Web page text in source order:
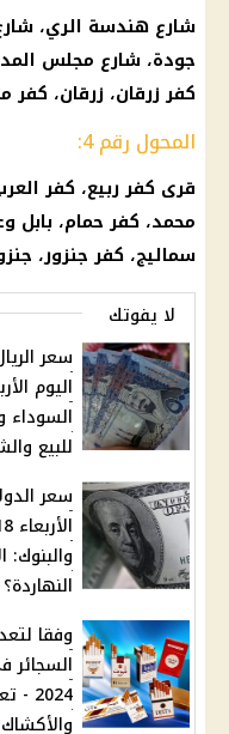
شارع هندسة الري،
جودة، شارع مجلس
كفر زرقان، زرقان، كفر
المحول رقم 4:
قرى كفر ربيع، كفر
محمد، كفر حمام، بابل
سماليج، كفر جنزور،
لا يفوتك
سعر
السوداء
للبيع
سعر
النهاردة؟
وفقا
والأكشاك